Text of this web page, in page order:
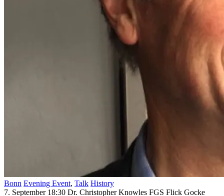
Bonn Evening Event, Talk History
7. September 18:30 Dr. Christopher Knowles FGS Flick Gocke